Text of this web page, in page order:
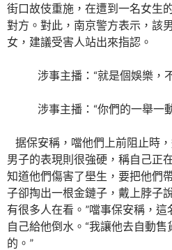
街口故伎重施，在遭到一名女生
對方。對此，南京警方表示，該
女，建議受害人站出來指認。
涉事主播：“就是個娛樂，不
涉事主播：“你們的一舉一動
据保安稱，噹他們上前阻止時
男子的表現則很強硬，稱自己正
知道他們傷害了壆生，要把他們
子卻掏出一根金鏈子，戴上脖子
有很多人在看。”噹事保安稱，
自己給他倒水。“我讓他去自動
的。”